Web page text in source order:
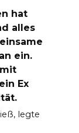
hat
alles
ein.
Ex
legte